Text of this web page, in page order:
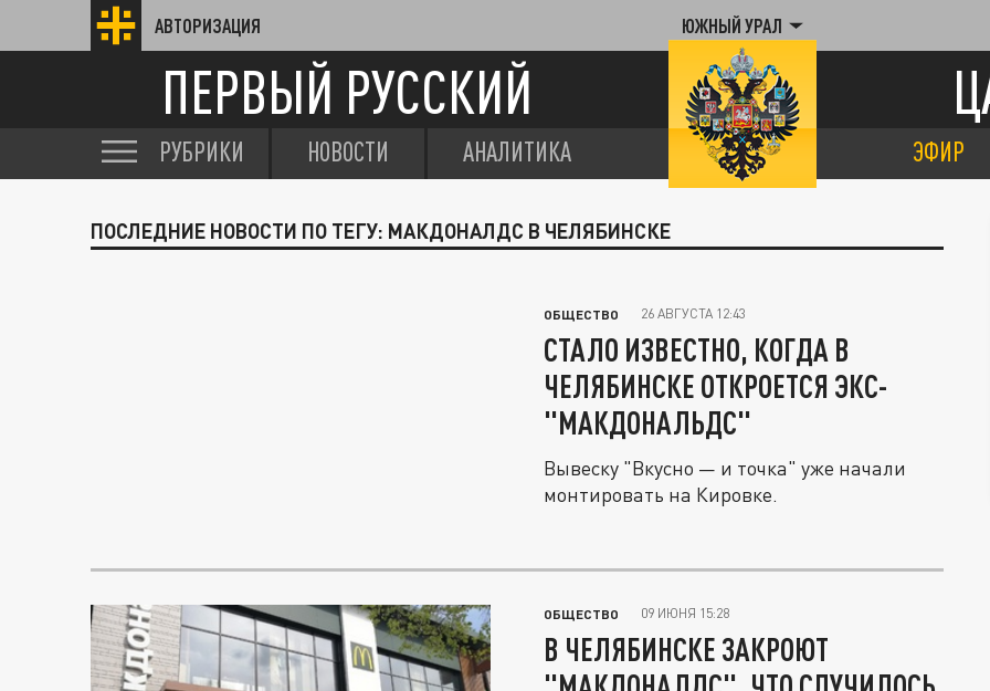
АВТОРИЗАЦИЯ ЮЖНЫЙ УРАЛ
ПЕРВЫЙ РУССКИЙ
РУБРИКИ НОВОСТИ АНАЛИТИКА ЭФИР
ПОСЛЕДНИЕ НОВОСТИ ПО ТЕГУ: МАКДОНАЛДС В ЧЕЛЯБИНСКЕ
ОБЩЕСТВО 26 АВГУСТА 12:43
СТАЛО ИЗВЕСТНО, КОГДА В
ЧЕЛЯБИНСКЕ ОТКРОЕТСЯ ЭКС-
"МАКДОНАЛЬДС"
Вывеску "Вкусно — и точка" уже начали
монтировать на Кировке.
ОБЩЕСТВО 09 ИЮНЯ 15:28
В ЧЕЛЯБИНСКЕ ЗАКРОЮТ